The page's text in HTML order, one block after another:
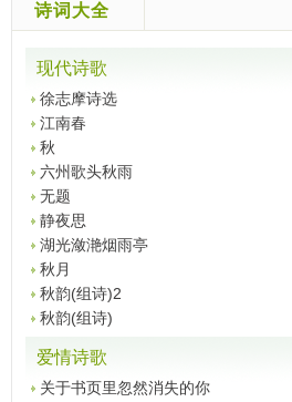
诗词大全
现代诗歌
徐志摩诗选
江南春
秋
六州歌头秋雨
无题
静夜思
湖光潋滟烟雨亭
秋月
秋韵(组诗)2
秋韵(组诗)
爱情诗歌
关于书页里忽然消失的你